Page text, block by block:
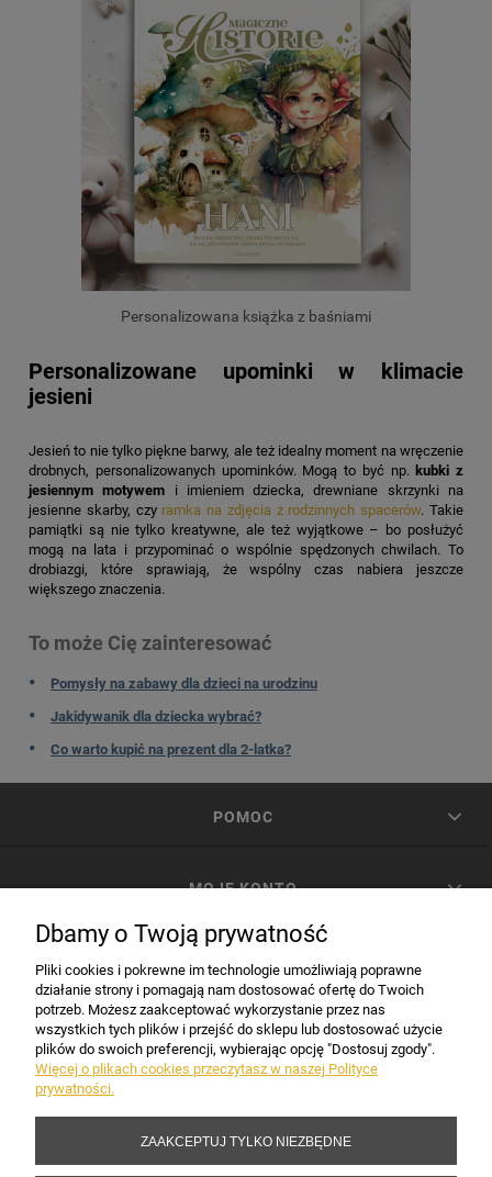
Personalizowana książka z baśniami
Personalizowane upominki w klimacie
jesieni
Jesień to nie tylko piękne barwy, ale też idealny moment na wręczenie
drobnych, personalizowanych upominków. Mogą to być np.kubki z
jesiennym motywem i imieniem dziecka, drewniane skrzynki na
jesienne skarby, czy ramka na zdjęcia z rodzinnych spacerów. Takie
pamiątki są nie tylko kreatywne, ale też wyjątkowe – bo posłużyć
mogą na lata i przypominać o wspólnie spędzonych chwilach. To
drobiazgi, które sprawiają, że wspólny czas nabiera jeszcze
większego znaczenia.
To może Cię zainteresować
Pomysły na zabawy dla dzieci na urodzinu
Jakidywanik dla dziecka wybrać?
Co warto kupić na prezent dla 2-latka?
POMOC
MOJE KONTO
INFORMACJE
Dbamy o Twoją prywatność
Pliki cookies i pokrewne im technologie umożliwiają poprawne
działanie strony i pomagają nam dostosować ofertę do Twoich
potrzeb. Możesz zaakceptować wykorzystanie przez nas
wszystkich tych plików i przejść do sklepu lub dostosować użycie
plików do swoich preferencji, wybierając opcję "Dostosuj zgody".
Więcej o plikach cookies przeczytasz w naszej Polityce
prywatności.
ZAAKCEPTUJ TYLKO NIEZBĘDNE